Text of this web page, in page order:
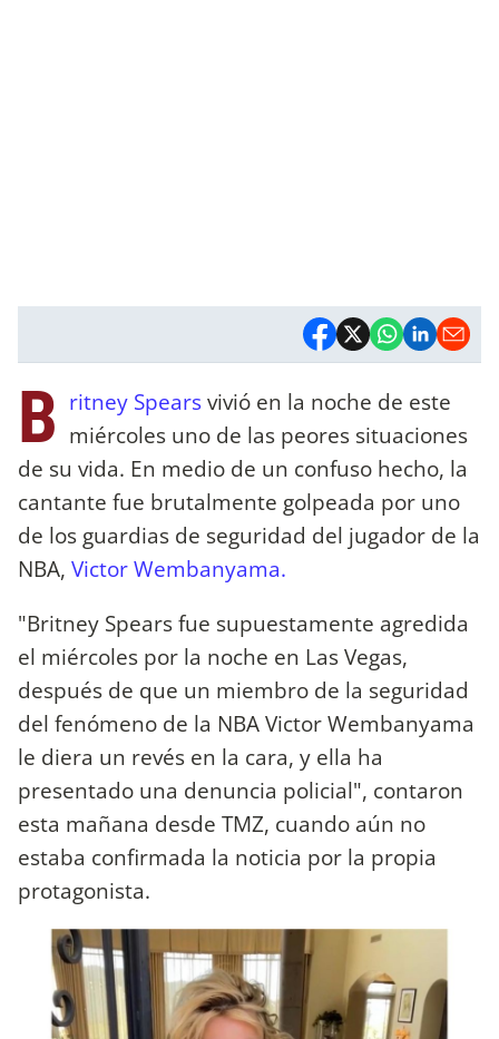
B ritney Spearsvivió en la noche de este
miércoles uno de las peores situaciones
de su vida. En medio de un confuso hecho, la
cantante fue brutalmente golpeada por uno
de los guardias de seguridad del jugador de la
NBA, Victor Wembanyama.
"Britney Spears fue supuestamente agredida
el miércoles por la noche en Las Vegas,
después de que un miembro de la seguridad
del fenómeno de la NBA Victor Wembanyama
le diera un revés en la cara, y ella ha
presentado una denuncia policial", contaron
esta mañana desde TMZ, cuando aún no
estaba confirmada la noticia por la propia
protagonista.